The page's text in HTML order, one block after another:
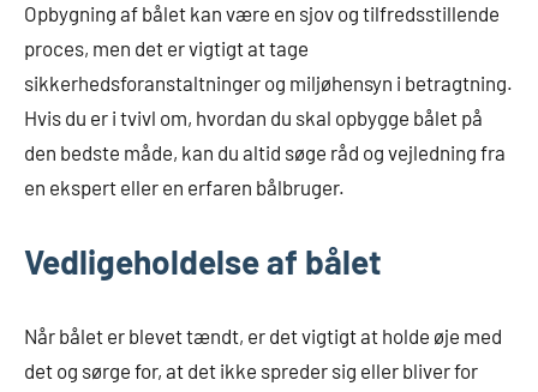
Opbygning af bålet kan være en sjov og tilfredsstillende
proces, men det er vigtigt at tage
sikkerhedsforanstaltninger og miljøhensyn i betragtning.
Hvis du er i tvivl om, hvordan du skal opbygge bålet på
den bedste måde, kan du altid søge råd og vejledning fra
en ekspert eller en erfaren bålbruger.
Vedligeholdelse af bålet
Når bålet er blevet tændt, er det vigtigt at holde øje med
det og sørge for, at det ikke spreder sig eller bliver for